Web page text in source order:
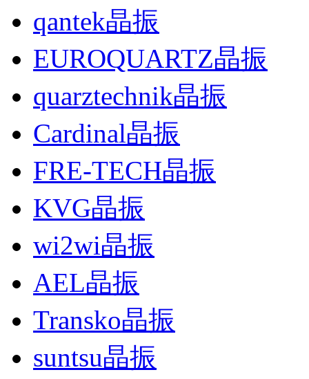
qantek晶振
EUROQUARTZ晶振
quarztechnik晶振
Cardinal晶振
FRE-TECH晶振
KVG晶振
wi2wi晶振
AEL晶振
Transko晶振
suntsu晶振